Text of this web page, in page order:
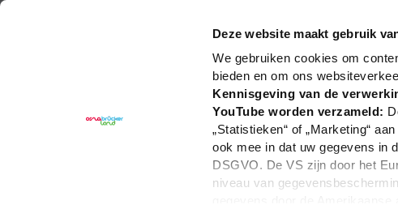
Deze website maakt gebruik
We gebruiken cookies om
bieden en om ons
Kennisgeving van de
YouTube worden verzameld:
„Statistieken“ of „Marketing“
ook mee in dat uw gegevens in
DSGVO. De VS zijn door het
niveau van